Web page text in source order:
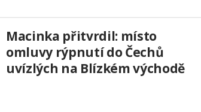
Macinka přitvrdil: místo
omluvy rýpnutí do Čechů
uvízlých na Blízkém východě